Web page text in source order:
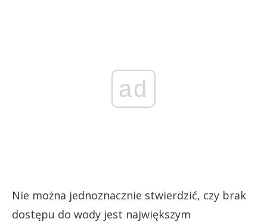
ad
Nie można jednoznacznie stwierdzić, czy brak
dostępu do wody jest największym